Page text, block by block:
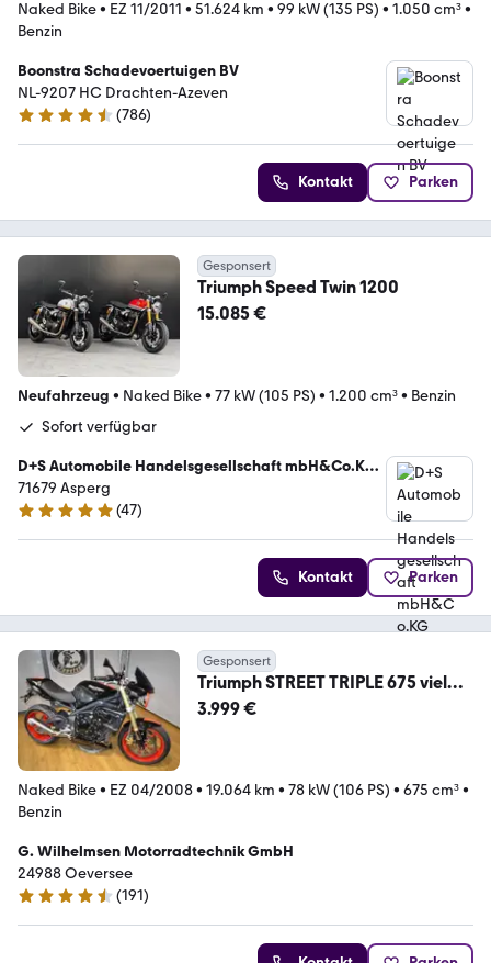
Naked Bike• EZ 11/2011 • 51.624 km • 99 kW (135 PS) • 1.050 cm³•
Benzin
Boonstra Schadevoertuigen BV
NL-9207 HC Drachten-Azeven
4.4 Sterne
(786)
Kontakt Parken
Gesponsert
Triumph Speed Twin 1200
15.085 €
Neufahrzeug • Naked Bike• 77 kW (105 PS) • 1.200 cm³• Benzin
Sofort verfügbar
D+S Automobile Handelsgesellschaft mbH&Co.KG
Land Rover Vertragshändler und Jaguar
Servicepartner
71679 Asperg
4.8 Sterne
(47)
Kontakt Parken
Gesponsert
Triumph STREET TRIPLE 675 viel
Zubehör
3.999 €
Naked Bike• EZ 04/2008• 19.064 km • 78 kW (106 PS) • 675 cm³•
Benzin
G. Wilhelmsen Motorradtechnik GmbH
24988 Oeversee
4.6 Sterne
(191)